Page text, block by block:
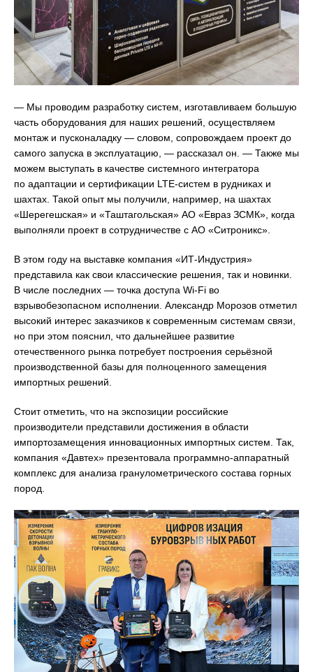
— Мы проводим разработку систем, изготавливаем большую
часть оборудования для наших решений, осуществляем
монтаж и пусконаладку — словом, сопровождаем проект до
самого запуска в эксплуатацию, — рассказал он. — Также мы
можем выступать в качестве системного интегратора
по адаптации и сертификации LTE-систем в рудниках и
шахтах. Такой опыт мы получили, например, на шахтах
«Шерегешская» и «Таштагольская» АО «Евраз ЗСМК», когда
выполняли проект в сотрудничестве с АО «Ситроникс».
В этом году на выставке компания «ИТ-Индустрия»
представила как свои классические решения, так и новинки.
В числе последних — точка доступа Wi-Fi во
взрывобезопасном исполнении. Александр Морозов отметил
высокий интерес заказчиков к современным системам связи,
но при этом пояснил, что дальнейшее развитие
отечественного рынка потребует построения серьёзной
производственной базы для полноценного замещения
импортных решений.
Стоит отметить, что на экспозиции российские
производители представили достижения в области
импортозамещения инновационных импортных систем. Так,
компания «Давтех» презентовала программно-аппаратный
комплекс для анализа гранулометрического состава горных
пород.